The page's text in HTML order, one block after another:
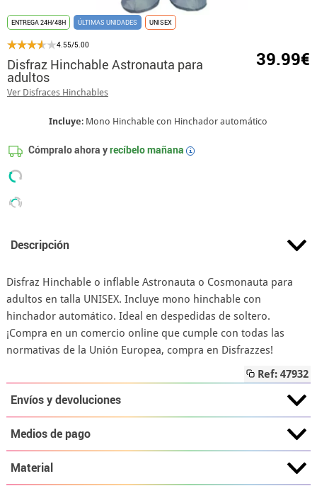
ENTREGA 24H/48H ÚLTIMAS UNIDADES UNISEX
4.55/5.00
Disfraz Hinchable Astronauta para
adultos
Ver Disfraces Hinchables
39.99€
Incluye: Mono Hinchable con Hinchador automático
Cómpralo ahora yrecíbelo mañana i
Descripción
Disfraz Hinchable o inflable Astronauta o Cosmonauta para
adultos en talla UNISEX. Incluye mono hinchable con
hinchador automático. Ideal en despedidas de soltero.
¡Compra en un comercio online que cumple con todas las
normativas de la Unión Europea, compra en Disfrazzes!
Ref: 47932
Envíos y devoluciones
Medios de pago
Material